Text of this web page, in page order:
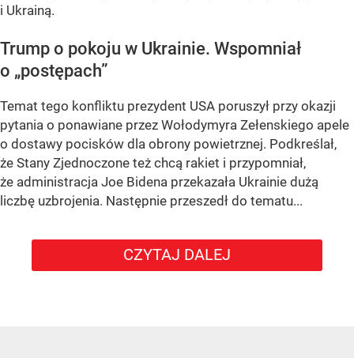
i Ukrainą.
Trump o pokoju w Ukrainie. Wspomniał
o „postępach”
Temat tego konfliktu prezydent USA poruszył przy okazji
pytania o ponawiane przez Wołodymyra Zełenskiego apele
o dostawy pocisków dla obrony powietrznej. Podkreślał,
że Stany Zjednoczone też chcą rakiet i przypomniał,
że administracja Joe Bidena przekazała Ukrainie dużą
liczbę uzbrojenia. Następnie przeszedł do tematu...
CZYTAJ DALEJ